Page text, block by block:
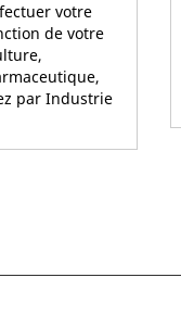
votre
de votre
par Industrie